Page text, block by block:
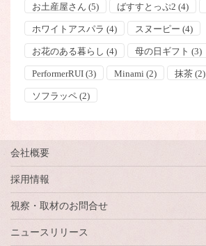
お土産屋さん (5) ばすすとっぷ2 (4)
ホワイトアスパラ (4) スヌーピー (4)
お花のある暮らし (4) 母の日ギフト (3)
PerformerRUI(3) Minami (2) 抹茶(2)
ソフラッペ(2)
会社概要
採用情報
視察・取材のお問合せ
ニュースリリース